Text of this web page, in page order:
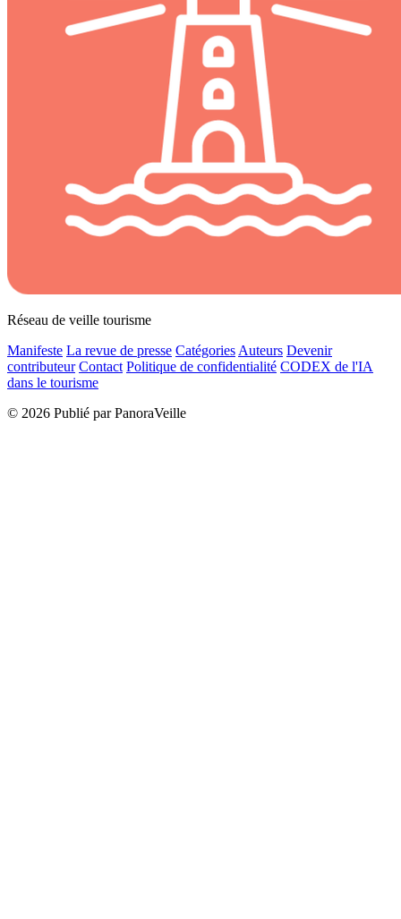
Réseau de veille tourisme
Manifeste La revue de presse Catégories Auteurs Devenir
contributeur Contact Politique de confidentialité CODEX de l'IA
dans le tourisme
© 2026 Publié par PanoraVeille